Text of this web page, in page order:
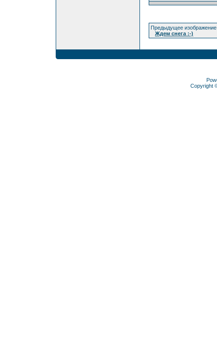
Предыдущее
Ждем снега :-)
Copyright